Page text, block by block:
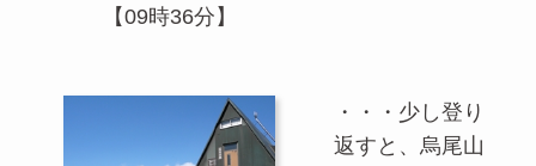
【09時36分】
・・・少し登り
返すと、烏尾山